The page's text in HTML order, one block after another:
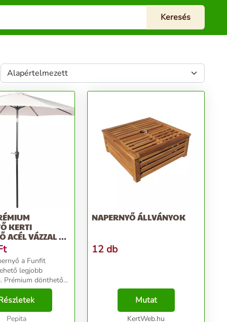
KERTI
ACÉL VÁZZAL ÉS
a Funfit
legjobb
Prémium dönthető
választás a
vagy az erkélyre
3 méter átmérőjű
Pepita
NAPERNYŐ ÁLLVÁNYOK
12 db
Mutat
KertWeb.hu